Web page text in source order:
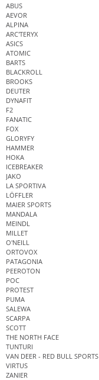
ABUS
AEVOR
ALPINA
ARC'TERYX
ASICS
ATOMIC
BARTS
BLACKROLL
BROOKS
DEUTER
DYNAFIT
F2
FANATIC
FOX
GLORYFY
HAMMER
HOKA
ICEBREAKER
JAKO
LA SPORTIVA
LÖFFLER
MAIER SPORTS
MANDALA
MEINDL
MILLET
O'NEILL
ORTOVOX
PATAGONIA
PEEROTON
POC
PROTEST
PUMA
SALEWA
SCARPA
SCOTT
THE NORTH FACE
TUNTURI
VAN DEER - RED BULL SPORTS
VIRTUS
ZANIER